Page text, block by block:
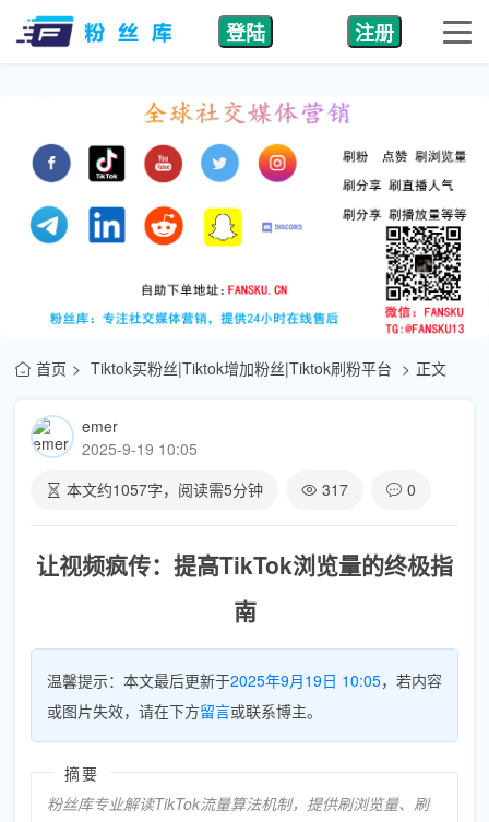
登陆 注册
首页 Tiktok买粉丝|Tiktok增加粉丝|Tiktok刷粉平台 正文
emer
2025-9-19 10:05
本文约1057字，阅读需5分钟 317 0
让视频疯传：提高TikTok浏览量的终极指
南
温馨提示：本文最后更新于2025年9月19日 10:05，若内容
或图片失效，请在下方留言或联系博主。
摘要
粉丝库专业解读TikTok流量算法机制，提供刷浏览量、刷